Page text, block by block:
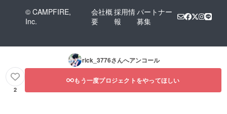
© CAMPFIRE,
Inc.
会社概
要
採用情
報
パートナー
募集
rick_3776さんへアンコール
2
もう一度プロジェクトをやってほしい